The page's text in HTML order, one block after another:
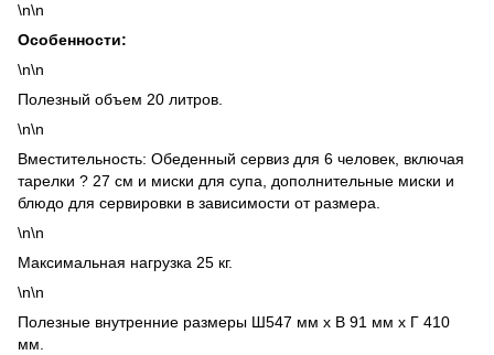
\n\n
Особенности:
\n\n
Полезный объем 20 литров.
\n\n
Вместительность: Обеденный сервиз для 6 человек, включая
тарелки ? 27 см и миски для супа, дополнительные миски и
блюдо для сервировки в зависимости от размера.
\n\n
Максимальная нагрузка 25 кг.
\n\n
Полезные внутренние размеры Ш547 мм х В 91 мм х Г 410
мм.